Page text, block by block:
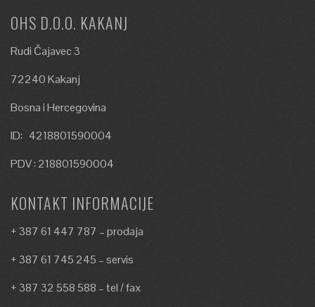
OHS D.O.O. KAKANJ
Rudi Čajavec 3
72240 Kakanj
Bosna i Hercegovina
ID: 4218801590004
PDV : 218801590004
KONTAKT INFORMACIJE
+ 387 61 447 787 – prodaja
+ 387 61 745 245 – servis
+ 387 32 558 588 – tel / fax